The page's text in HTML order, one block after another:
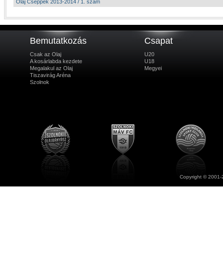
Olaj Cseppek 2013-2014 / 1. szám
Bemutatkozás
Csak az Olaj
A kosárlabda kezdete
Megalakul az Olaj
Tiszavirág Aréna
Szolnok
Csapat
U20
U18
Megyei
Copyright ©